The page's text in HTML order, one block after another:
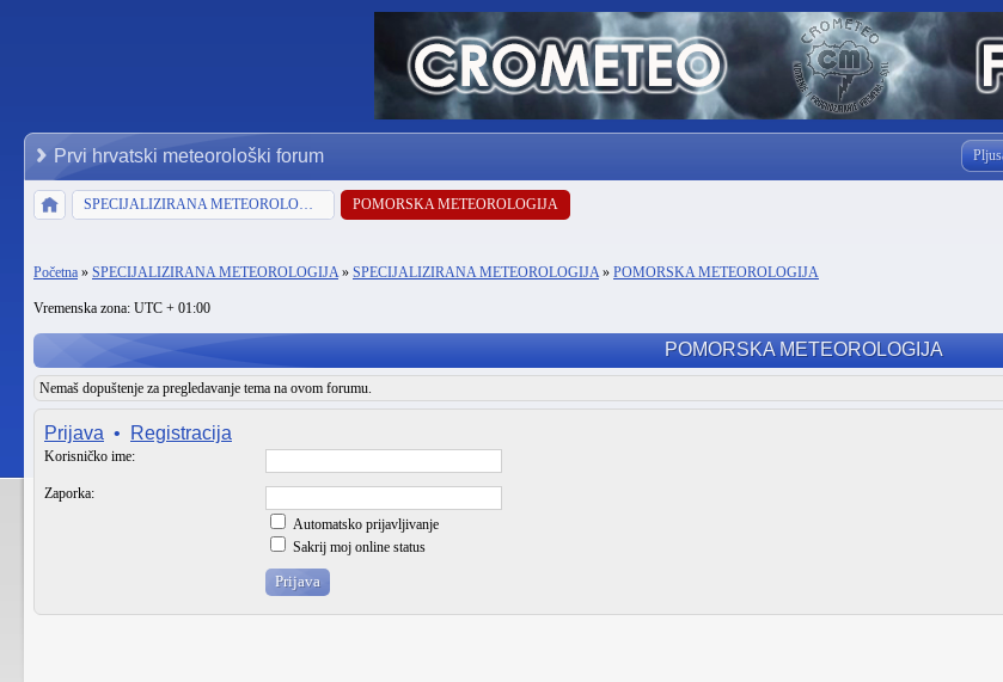
Prvi hrvatski meteorološki forum
SPECIJALIZIRANA METEOROLOGIJA POMORSKA METEOROLOGIJA
Početna » SPECIJALIZIRANA METEOROLOGIJA» SPECIJALIZIRANA METEOROLOGIJA» POMORSKA METEOROLOGIJA
Vremenska zona: UTC + 01:00
POMORSKA METEOROLOGIJA
Nemaš dopuštenje za pregledavanje tema na ovom forumu.
Prijava • Registracija
Korisničko ime:
Zaporka:
Automatsko prijavljivanje
Sakrij moj online status